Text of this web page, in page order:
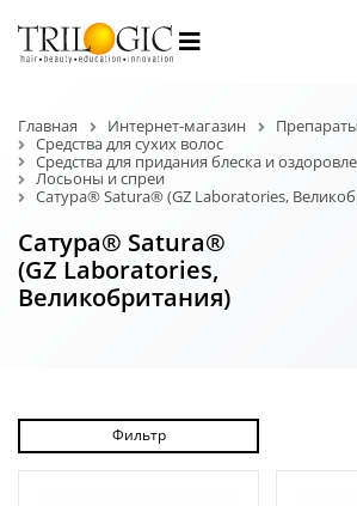
Главная Интернет-магазин
Средства для сухих волос
Средства для придания блеска и
Лосьоны и спреи
Сатура® Satura® (GZ Laboratories,
Сатура® Satura®
(GZ Laboratories,
Великобритания)
Фильтр